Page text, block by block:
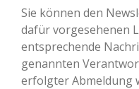
Sie können den
dafür vorgesehenen
entsprechende
genannten
erfolgter Abmeldung